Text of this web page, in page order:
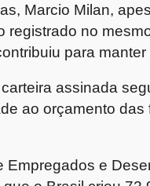
Marcio Milan,
registrado no
para
assinada
ao orçamento
e